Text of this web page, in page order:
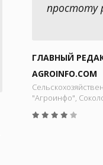
простоту
ГЛАВНЫЙ
AGROINFO.COM
"Агроинфо",